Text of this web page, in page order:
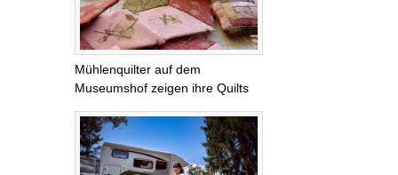
Mühlenquilter auf dem
Museumshof zeigen ihre Quilts